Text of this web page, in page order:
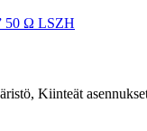
Kiinteät